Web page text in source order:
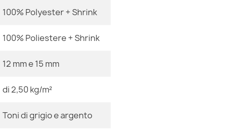
100% Polyester + Shrink
100% Poliestere + Shrink
12 mm e 15 mm
di 2,50 kg/m²
Toni di grigio e argento